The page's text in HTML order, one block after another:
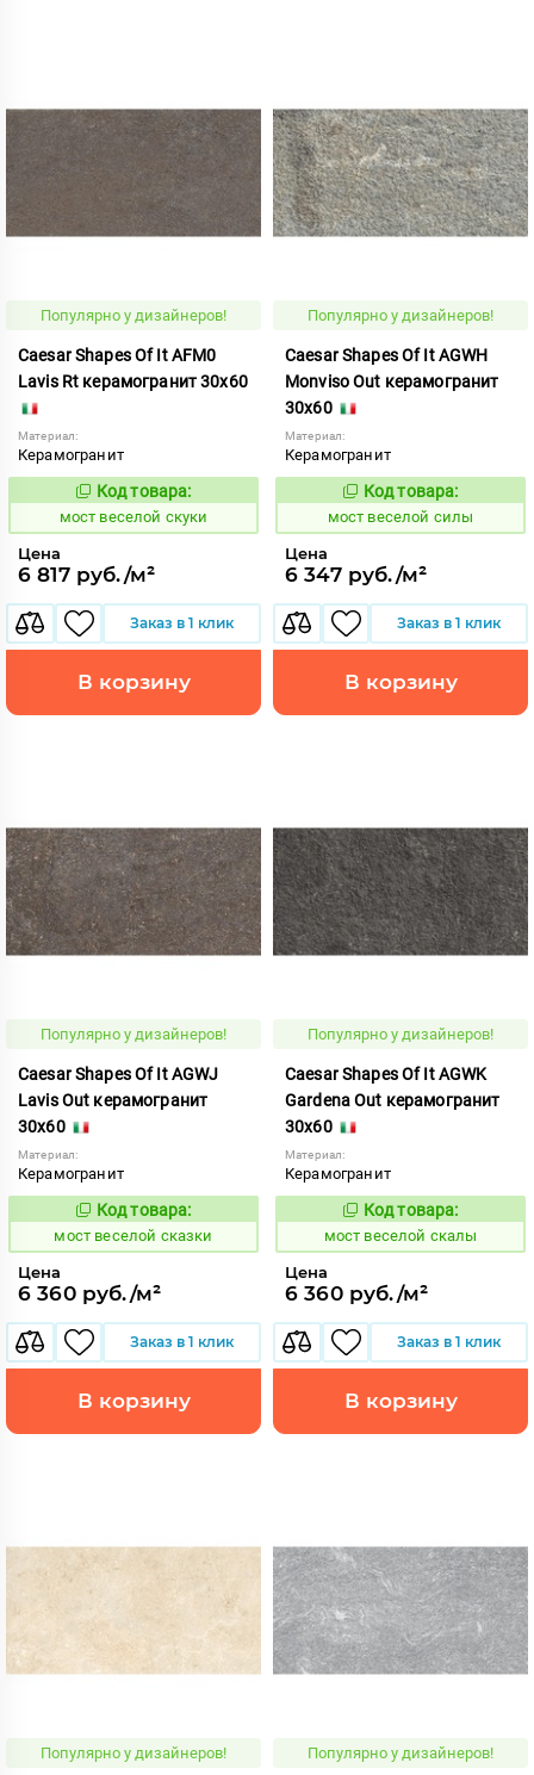
Популярно у дизайнеров!
Caesar Shapes Of It AFM0
Lavis Rt керамогранит 30x60
Материал:
Керамогранит
1016844
Код товара:
мост веселой скуки
Цена
6 817 руб./м²
Заказ в 1 клик
В корзину
Популярно у дизайнеров!
Caesar Shapes Of It AGWH
Monviso Out керамогранит
30x60
Материал:
Керамогранит
1016838
Код товара:
мост веселой силы
Цена
6 347 руб./м²
Заказ в 1 клик
В корзину
Популярно у дизайнеров!
Caesar Shapes Of It AGWJ
Lavis Out керамогранит
30x60
Материал:
Керамогранит
1016840
Код товара:
мост веселой сказки
Цена
6 360 руб./м²
Заказ в 1 клик
В корзину
Популярно у дизайнеров!
Caesar Shapes Of It AGWK
Gardena Out керамогранит
30x60
Материал:
Керамогранит
1016841
Код товара:
мост веселой скалы
Цена
6 360 руб./м²
Заказ в 1 клик
В корзину
Популярно у дизайнеров! Популярно у дизайнеров!